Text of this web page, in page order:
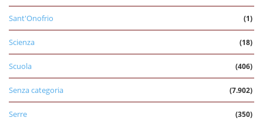
Sant'Onofrio (1)
Scienza (18)
Scuola (406)
Senza categoria (7.902)
Serre (350)